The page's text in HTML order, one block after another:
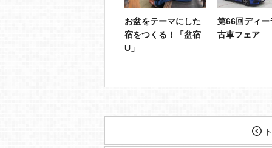
お盆をテーマにした
宿をつくる！「盆宿
U」
第66回ディー
古車フェア